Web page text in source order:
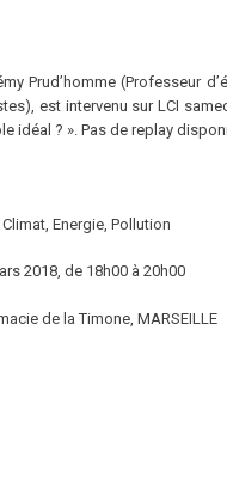
Prud’homme (Professeur
est intervenu sur LCI
idéal ? ». Pas de replay
Energie, Pollution
2018, de 18h00 à 20h00
de la Timone, MARSEILLE